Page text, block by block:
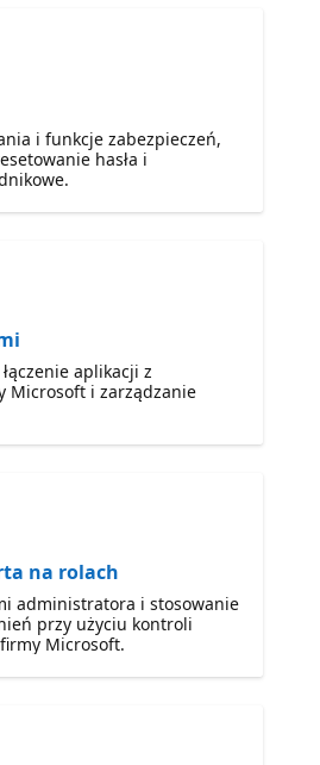
i funkcje zabezpieczeń,
hasła i
aplikacji z
Microsoft i zarządzanie
na rolach
administratora i stosowanie
przy użyciu kontroli
Microsoft.